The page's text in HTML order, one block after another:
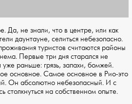
Да, не знали, что в центре, или как
даунтауне, селиться небезопасно.
туристов считаются районы
Первые три дня старался не
уже раньше: грязь, запахи, бомжей.
основное. Самое основное в Рио-это
Он абсолютно небезопасный. И с
столкнуться на собственном опыте.